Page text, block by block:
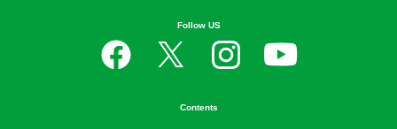
Follow US
Contents